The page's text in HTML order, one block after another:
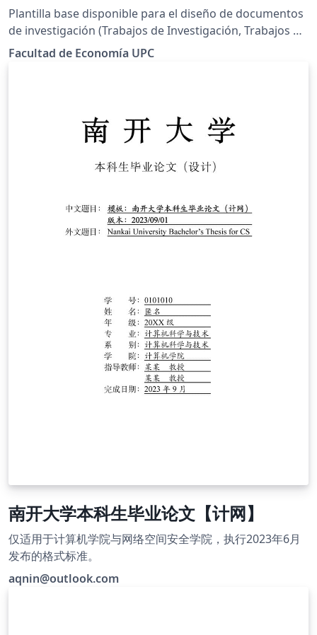
Plantilla base disponible para el diseño de documentos
de investigación (Trabajos de Investigación, Trabajos de
Suficiencia Profesional o Tesis) de la comunidad
Facultad de Economía UPC
南开大学本科生毕业论文【计网】
仅适用于计算机学院与网络空间安全学院，执行2023年6月
发布的格式标准。
aqnin@outlook.com